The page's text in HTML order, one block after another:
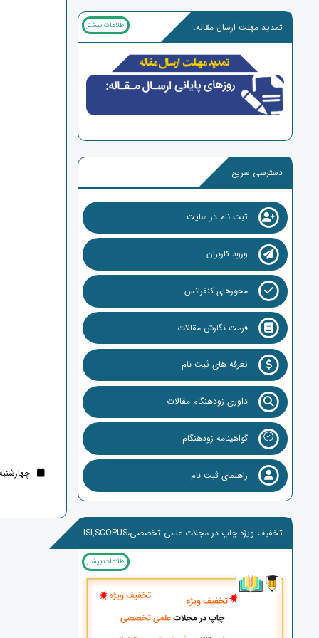
تمدید مهلت ارسال مقاله: اطلاعات بیشتر
دسترسی سریع
ثبت نام در سایت
ورود کاربران
محورهای کنفرانس
فرمت نگارش مقالات
تعرفه های ثبت نام
داوری زودهنگام مقالات
گواهینامه زودهنگام
راهنمای ثبت نام
تخفیف ویژه چاپ در مجلات علمی تخصصی،ISI,SCOPUS
اطلاعات بیشتر
چهارشنبه 16 اسفند 1402 (2